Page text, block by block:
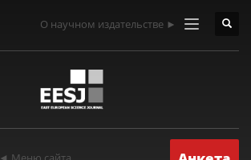
О научном издательстве ►